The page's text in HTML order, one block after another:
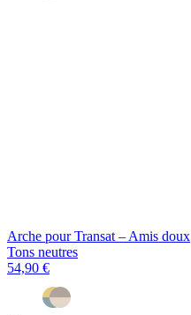
Arche pour Transat – Amis doux
Tons neutres
54,90 €